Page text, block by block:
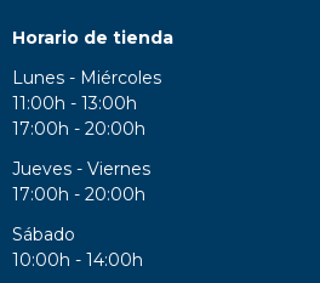
Horario de tienda
Lunes - Miércoles
11:00h - 13:00h
17:00h - 20:00h
Jueves - Viernes
17:00h - 20:00h
Sábado
10:00h - 14:00h